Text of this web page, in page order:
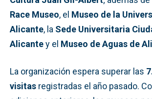
Race Museo, el Museo de la
Alicante, la Sede Universitaria
Alicantey el Museo de Aguas de
La organización espera superar las
visitas registradas el año pasado.